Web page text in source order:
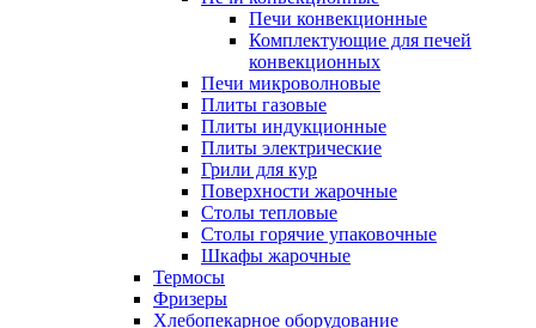
Печи конвекционные
Комплектующие для печей
конвекционных
Печи микроволновые
Плиты газовые
Плиты индукционные
Плиты электрические
Грили для кур
Поверхности жарочные
Столы тепловые
Столы горячие упаковочные
Шкафы жарочные
Термосы
Фризеры
Хлебопекарное оборудование